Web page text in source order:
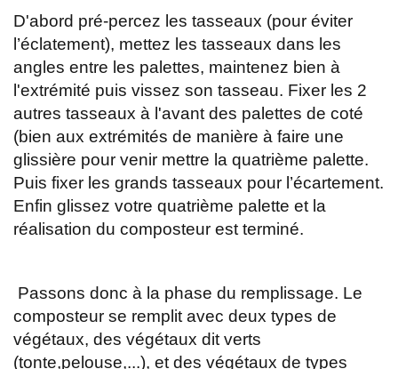
D'abord pré-percez les tasseaux (pour éviter
l’éclatement), mettez les tasseaux dans les
angles entre les palettes, maintenez bien à
l'extrémité puis vissez son tasseau. Fixer les 2
autres tasseaux à l'avant des palettes de coté
(bien aux extrémités de manière à faire une
glissière pour venir mettre la quatrième palette.
Puis fixer les grands tasseaux pour l’écartement.
Enfin glissez votre quatrième palette et la
réalisation du composteur est terminé.
Passons donc à la phase du remplissage. Le
composteur se remplit avec deux types de
végétaux, des végétaux dit verts
(tonte,pelouse,...), et des végétaux de types